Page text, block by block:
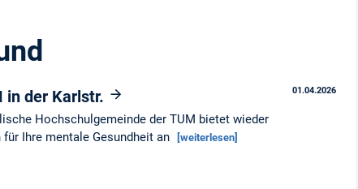
01.04.2026
in der Karlstr.
Hochschulgemeinde der TUM bietet wieder
Ihre mentale Gesundheit an
[weiterlesen]